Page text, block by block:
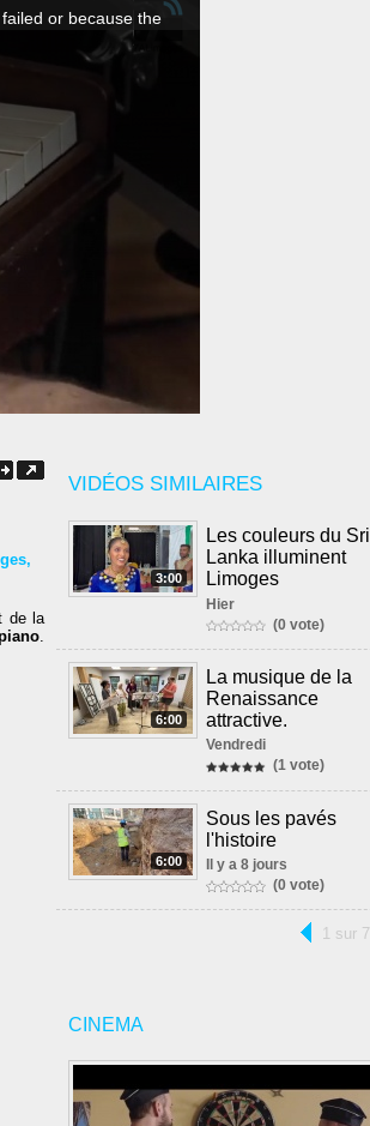
VIDÉOS SIMILAIRES
3:00
Les couleurs du Sri
Lanka illuminent
Limoges
Hier
(0 vote)
6:00
La musique de la
Renaissance
attractive.
Vendredi
(1 vote)
6:00
Sous les pavés
l'histoire
Il y a 8 jours
(0 vote)
1 sur 7
CINEMA
,
de la
.